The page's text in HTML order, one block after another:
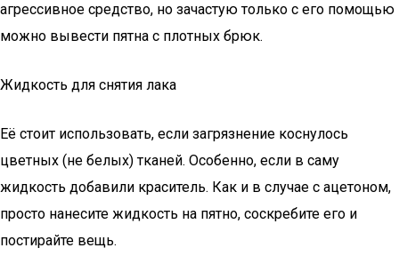
агрессивное средство, но зачастую только с его помощью
можно вывести пятна с плотных брюк.
Жидкость для снятия лака
Её стоит использовать, если загрязнение коснулось
цветных (не белых) тканей. Особенно, если в саму
жидкость добавили краситель. Как и в случае с ацетоном,
просто нанесите жидкость на пятно, соскребите его и
постирайте вещь.